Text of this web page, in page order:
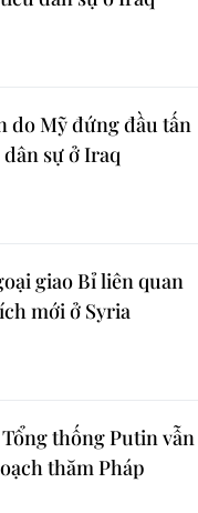
do Mỹ đứng đầu tấn
sự ở Iraq
giao Bỉ liên quan
mới ở Syria
thống Putin vẫn
thăm Pháp